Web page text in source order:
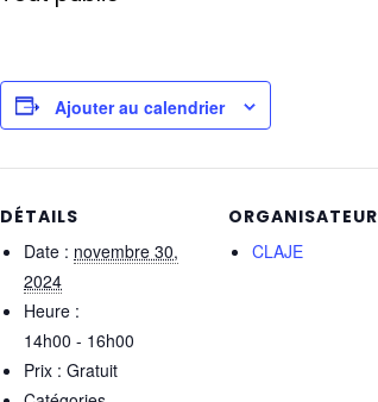
Ajouter au calendrier
DÉTAILS
Date : novembre 30,
2024
Heure :
14h00 - 16h00
Prix : Gratuit
ORGANISATEUR
CLAJE